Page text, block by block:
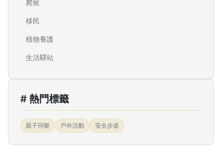
爬寵
移民
植物養護
生活驛站
# 熱門標籤
親子同樂 戶外活動 安全步道